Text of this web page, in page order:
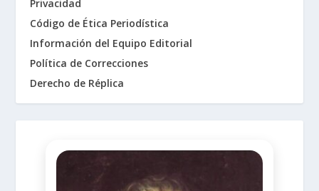
Privacidad
Código de Ética Periodística
Información del Equipo Editorial
Política de Correcciones
Derecho de Réplica